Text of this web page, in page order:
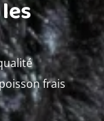
frais